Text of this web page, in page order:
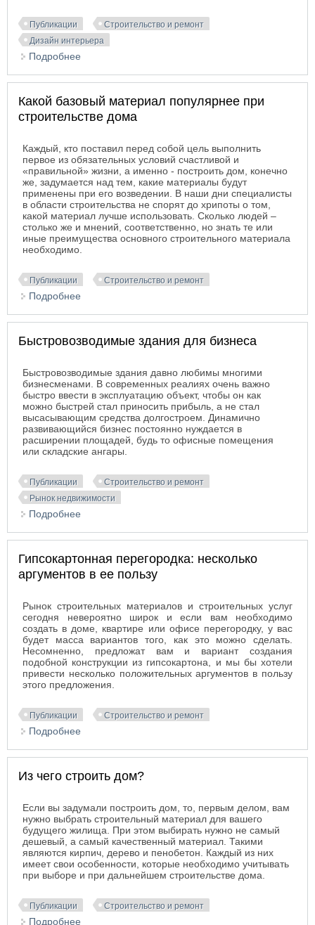
Публикации
Строительство и ремонт
Дизайн интерьера
Подробнее
Какой базовый материал популярнее при
строительстве дома
Каждый, кто поставил перед собой цель выполнить
первое из обязательных условий счастливой и
«правильной» жизни, а именно - построить дом, конечно
же, задумается над тем, какие материалы будут
применены при его возведении. В наши дни специалисты
в области строительства не спорят до хрипоты о том,
какой материал лучше использовать. Сколько людей –
столько же и мнений, соответственно, но знать те или
иные преимущества основного строительного материала
необходимо.
Публикации Строительство и ремонт
Подробнее
Быстровозводимые здания для бизнеса
Быстровозводимые здания давно любимы многими
бизнесменами. В современных реалиях очень важно
быстро ввести в эксплуатацию объект, чтобы он как
можно быстрей стал приносить прибыль, а не стал
высасывающим средства долгостроем. Динамично
развивающийся бизнес постоянно нуждается в
расширении площадей, будь то офисные помещения
или складские ангары.
Публикации
Строительство и ремонт
Рынок недвижимости
Подробнее
Гипсокартонная перегородка: несколько
аргументов в ее пользу
Рынок строительных материалов и строительных услуг
сегодня невероятно широк и если вам необходимо
создать в доме, квартире или офисе перегородку, у вас
будет масса вариантов того, как это можно сделать.
Несомненно, предложат вам и вариант создания
подобной конструкции из гипсокартона, и мы бы хотели
привести несколько положительных аргументов в пользу
этого предложения.
Публикации Строительство и ремонт
Подробнее
Из чего строить дом?
Если вы задумали построить дом, то, первым делом, вам
нужно выбрать строительный материал для вашего
будущего жилища. При этом выбирать нужно не самый
дешевый, а самый качественный материал. Такими
являются кирпич, дерево и пенобетон. Каждый из них
имеет свои особенности, которые необходимо учитывать
при выборе и при дальнейшем строительстве дома.
Публикации Строительство и ремонт
Подробнее